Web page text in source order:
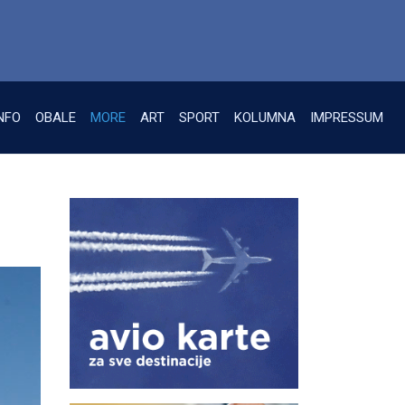
OBALE MORE ART SPORT KOLUMNA IMPRESSUM